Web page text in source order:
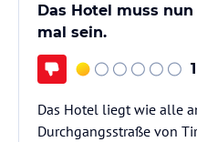
Das Hotel muss
mal sein.
1
Das Hotel liegt wie alle
Durchgangsstraße von